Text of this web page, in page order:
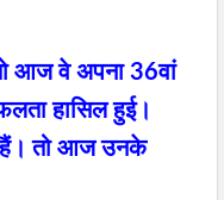
आज वे अपना 36वां
हासिल हुई।
हैं। तो आज उनके